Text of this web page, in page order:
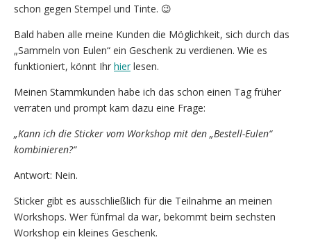
schon gegen Stempel und Tinte. 😉
Bald haben alle meine Kunden die Möglichkeit, sich durch das
„Sammeln von Eulen“ ein Geschenk zu verdienen. Wie es
funktioniert, könnt Ihr hierlesen.
Meinen Stammkunden habe ich das schon einen Tag früher
verraten und prompt kam dazu eine Frage:
„Kann ich die Sticker vom Workshop mit den „Bestell-Eulen“
kombinieren?“
Antwort: Nein.
Sticker gibt es ausschließlich für die Teilnahme an meinen
Workshops. Wer fünfmal da war, bekommt beim sechsten
Workshop ein kleines Geschenk.